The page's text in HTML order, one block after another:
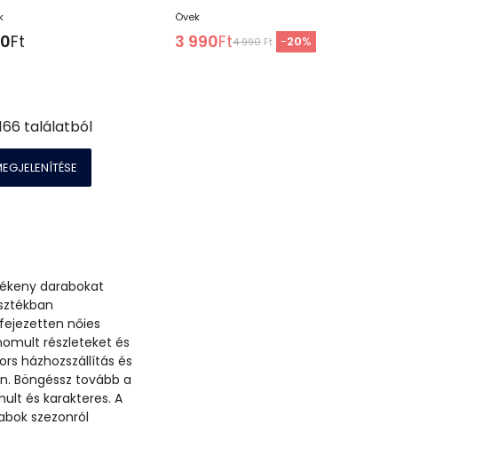
Ft
Övek
3 990Ft4 990Ft -20%
találatból
darabokat
nőies
részleteket és
házhozszállítás és
Böngéssz tovább a
és karakteres. A
szezonról